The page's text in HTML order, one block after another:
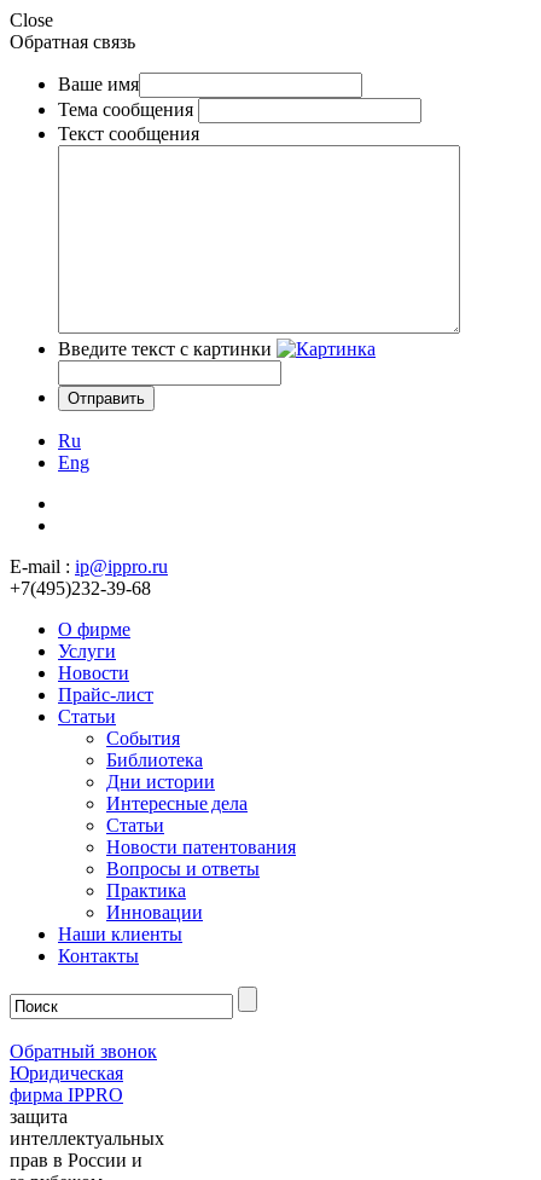
Close
Обратная связь
Ваше имя
Тема сообщения
Текст сообщения
Введите текст с картинки
Ru
Eng
E-mail : ip@ippro.ru
+7(495)232-39-68
О фирме
Услуги
Новости
Прайс-лист
Статьи
События
Библиотека
Дни истории
Интересные дела
Статьи
Новости патентования
Вопросы и ответы
Практика
Инновации
Наши клиенты
Контакты
Обратный звонок
Юридическая
фирма IPPRO
защита
интеллектуальных
прав в России и